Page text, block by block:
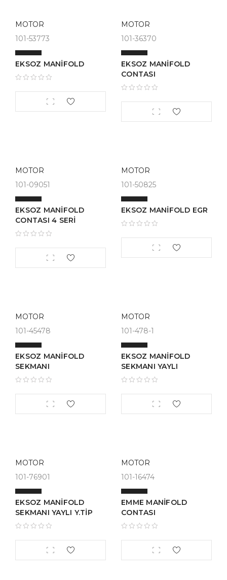
MOTOR
101-53773
EKSOZ MANİFOLD
MOTOR
101-36370
EKSOZ MANİFOLD
CONTASI
MOTOR
101-09051
EKSOZ MANİFOLD
CONTASI 4 SERİ
MOTOR
101-50825
EKSOZ MANİFOLD EGR
MOTOR
101-45478
EKSOZ MANİFOLD
SEKMANI
MOTOR
101-478-1
EKSOZ MANİFOLD
SEKMANI YAYLI
MOTOR
101-76901
EKSOZ MANİFOLD
SEKMANI YAYLI Y.TİP
MOTOR
101-16474
EMME MANİFOLD
CONTASI